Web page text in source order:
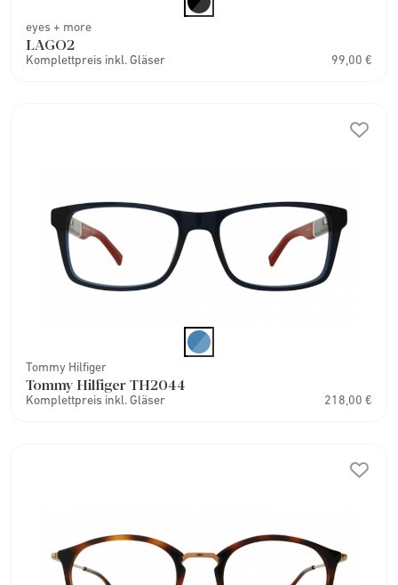
eyes + more
LAGO2
Komplettpreis inkl. Gläser 99,00 €
Tommy Hilfiger
Tommy Hilfiger TH2044
Komplettpreis inkl. Gläser 218,00 €